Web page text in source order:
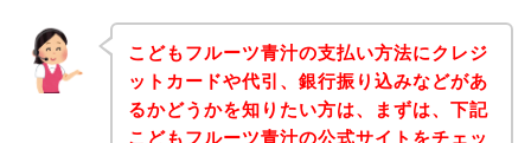
こどもフルーツ青汁の支払い方法にクレジ
ットカードや代引、銀行振り込みなどがあ
るかどうかを知りたい方は、まずは、下記
こどもフルーツ青汁の公式サイトをチェッ